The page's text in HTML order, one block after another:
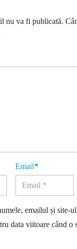
nu va fi publicată.
Email*
emailul și site-
data viitoare când o